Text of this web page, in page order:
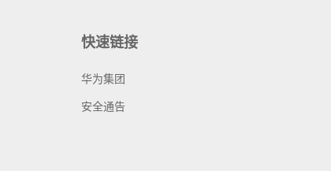
快速链接
华为集团
安全通告